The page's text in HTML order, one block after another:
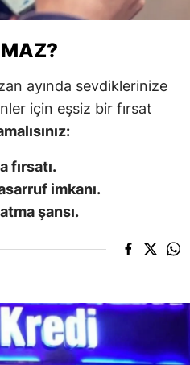
ayında sevdiklerinize
için eşsiz bir fırsat
fırsatı.
imkanı.
şansı.